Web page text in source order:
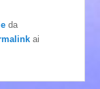
da
ai